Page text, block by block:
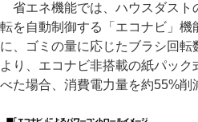
省エネ機能では、ハウスダスト
転を自動制御する「エコナビ」機
に、ゴミの量に応じたブラシ回転
より、エコナビ非搭載の紙パッ
べた場合、消費電力量を約55%削